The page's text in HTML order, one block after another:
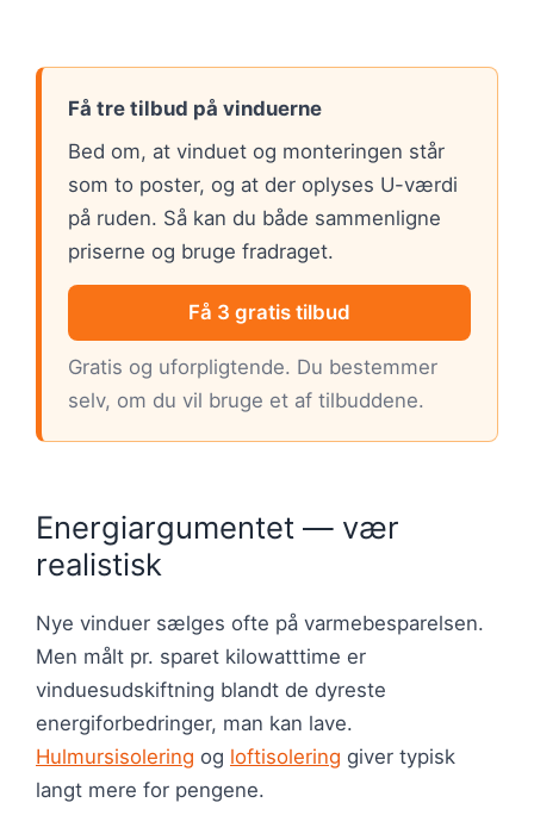
Få tre tilbud på vinduerne
Bed om, at vinduet og monteringen står
som to poster, og at der oplyses U-værdi
på ruden. Så kan du både sammenligne
priserne og bruge fradraget.
Få 3 gratis tilbud
Gratis og uforpligtende. Du bestemmer
selv, om du vil bruge et af tilbuddene.
Energiargumentet — vær
realistisk
Nye vinduer sælges ofte på varmebesparelsen.
Men målt pr. sparet kilowatttime er
vinduesudskiftning blandt de dyreste
energiforbedringer, man kan lave.
Hulmursisolering og loftisolering giver typisk
langt mere for pengene.